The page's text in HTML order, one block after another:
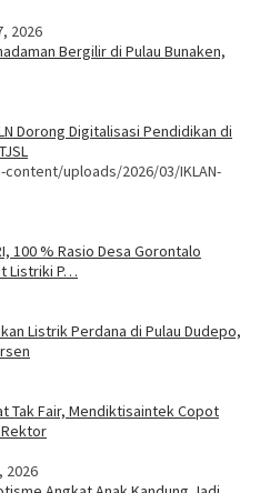
2026
Bergilir di Pulau Bunaken,
Dorong Digitalisasi Pendidikan di
uploads/2026/03/IKLAN-
100 % Rasio Desa Gorontalo
Listriki P…
Listrik Perdana di Pulau Dudepo,
Tak Fair, Mendiktisaintek Copot
2026